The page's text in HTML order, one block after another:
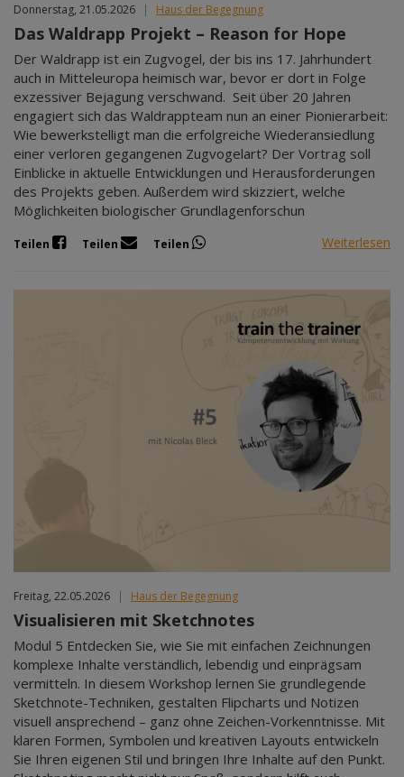
Donnerstag, 21.05.2026 | Haus der Begegnung
Das Waldrapp Projekt – Reason for Hope
Der Waldrapp ist ein Zugvogel, der bis ins 17. Jahrhundert
auch in Mitteleuropa heimisch war, bevor er dort in Folge
exzessiver Bejagung verschwand. Seit über 20 Jahren
engagiert sich das Waldrappteam nun an einer Pionierarbeit:
Wie bewerkstelligt man die erfolgreiche Wiederansiedlung
einer verloren gegangenen Zugvogelart? Der Vortrag soll
Einblicke in aktuelle Entwicklungen und Herausforderungen
des Projekts geben. Außerdem wird skizziert, welche
Möglichkeiten biologischer Grundlagenforschun
Teilen Teilen Teilen Weiterlesen
Freitag, 22.05.2026 | Haus der Begegnung
Visualisieren mit Sketchnotes
Modul 5 Entdecken Sie, wie Sie mit einfachen Zeichnungen
komplexe Inhalte verständlich, lebendig und einprägsam
vermitteln. In diesem Workshop lernen Sie grundlegende
Sketchnote-Techniken, gestalten Flipcharts und Notizen
visuell ansprechend – ganz ohne Zeichen-Vorkenntnisse. Mit
klaren Formen, Symbolen und kreativen Layouts entwickeln
Sie Ihren eigenen Stil und bringen Ihre Inhalte auf den Punkt.